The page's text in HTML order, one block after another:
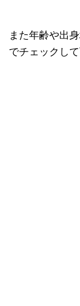
また年齢や出
でチェックして